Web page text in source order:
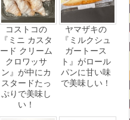
コストコの
『ミニ カスタ
ード クリーム
クロワッサ
ン』が中にカ
スタードたっ
ぷりで美味し
い！
ヤマザキの
『ミルクシュ
ガートース
ト』がロール
パンに甘い味
で美味しい！